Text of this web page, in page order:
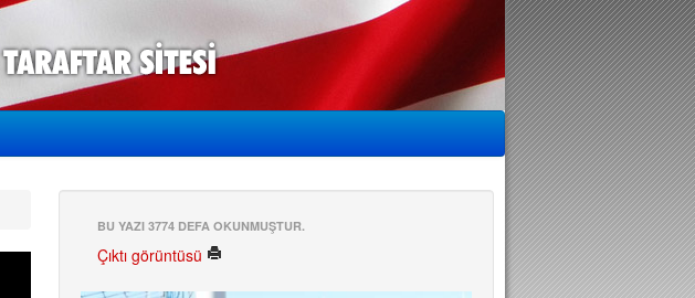
BU YAZI 3774 DEFA OKUNMUŞTUR.
Çıktı görüntüsü